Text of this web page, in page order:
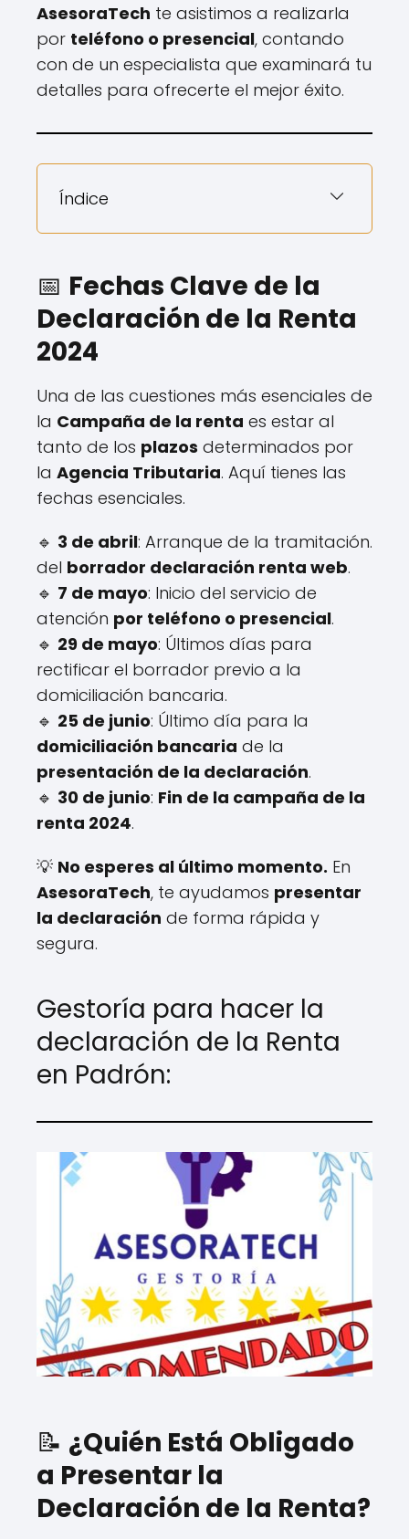
AsesoraTech te asistimos a realizarla
por teléfono o presencial, contando
con de un especialista que examinará tu
detalles para ofrecerte el mejor éxito.
Índice
📅 Fechas Clave de la
Declaración de la Renta
2024
Una de las cuestiones más esenciales de
la Campaña de la renta es estar al
tanto de los plazos determinados por
la Agencia Tributaria. Aquí tienes las
fechas esenciales.
🔹 3 de abril: Arranque de la tramitación.
del borrador declaración renta web.
🔹 7 de mayo: Inicio del servicio de
atención por teléfono o presencial.
🔹 29 de mayo: Últimos días para
rectificar el borrador previo a la
domiciliación bancaria.
🔹 25 de junio: Último día para la
domiciliación bancaria de la
presentación de la declaración.
🔹 30 de junio: Fin de la campaña de la
renta 2024.
💡 No esperes al último momento. En
AsesoraTech, te ayudamos presentar
la declaración de forma rápida y
segura.
Gestoría para hacer la
declaración de la Renta
en Padrón:
📝 ¿Quién Está Obligado
a Presentar la
Declaración de la Renta?